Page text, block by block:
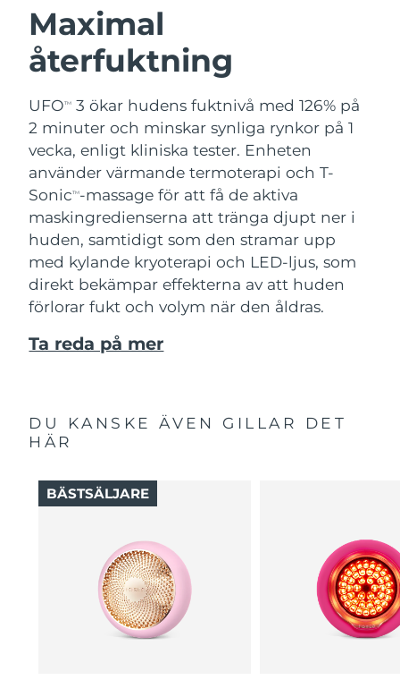
Maximal
återfuktning
UFOTM
3 ökar hudens fuktnivå med 126% på
2 minuter och minskar synliga rynkor på 1
vecka, enligt kliniska tester. Enheten
använder värmande termoterapi och T-
SonicTM-massage för att få de aktiva
maskingredienserna att tränga djupt ner i
huden, samtidigt som den stramar upp
med kylande kryoterapi och LED-ljus, som
direkt bekämpar effekterna av att huden
förlorar fukt och volym när den åldras.
Ta reda på mer
DU KANSKE ÄVEN GILLAR DET
HÄR
BÄSTSÄLJARE